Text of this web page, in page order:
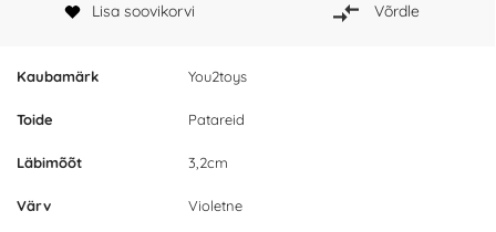
Kaubamärk You2toys
Toide Patareid
Läbimõõt 3,2cm
Värv Violetne
Lisa soovikorvi Võrdle